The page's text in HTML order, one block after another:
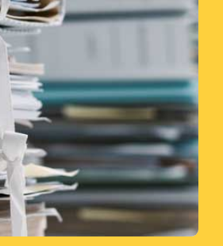
Akten
von Betrieben, in
und Archive geräumt